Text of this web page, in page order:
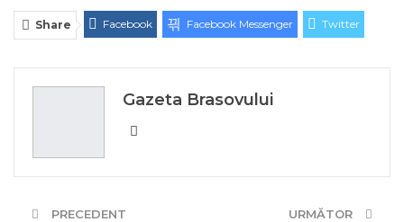
Share Facebook Facebook Messenger Twitter
Gazeta Brasovului
PRECEDENT URMĂTOR